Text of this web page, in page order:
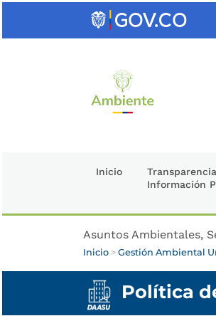
Inicio
Información
Asuntos Ambientales,
Inicio > Gestión Ambiental
Política